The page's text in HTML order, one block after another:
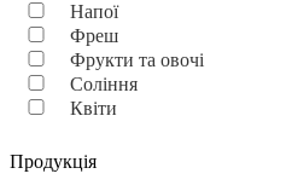
Напої
Фреш
Фрукти та овочі
Соління
Квіти
Продукція